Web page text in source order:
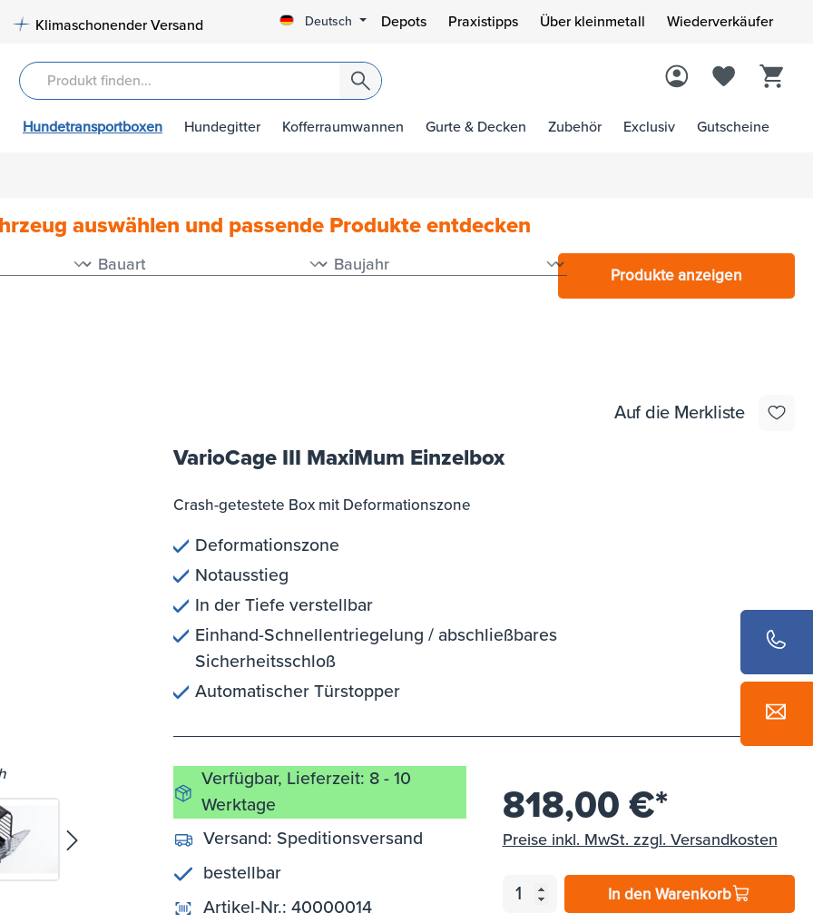
Klimaschonender Versand Deutsch Depots Praxistipps Über kleinmetall Wiederverkäufer
Hundetransportboxen Hundegitter Kofferraumwannen Gurte & Decken Zubehör Exclusiv Gutscheine
auswählen und passende Produkte entdecken
Produkte anzeigen
Auf die Merkliste
VarioCage III MaxiMum Einzelbox
Crash-getestete Box mit Deformationszone
Deformationszone
Notausstieg
In der Tiefe verstellbar
Einhand-Schnellentriegelung / abschließbares
Sicherheitsschloß
Automatischer Türstopper
Verfügbar, Lieferzeit: 8 - 10
Werktage
Versand: Speditionsversand
bestellbar
Artikel-Nr.: 40000014
818,00 €*
Preise inkl. MwSt. zzgl. Versandkosten
In den Warenkorb